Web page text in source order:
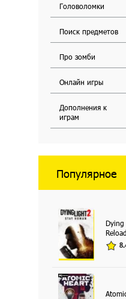
Головоломки
Поиск предметов
Про зомби
Онлайн игры
Дополнения к
играм
Популярное